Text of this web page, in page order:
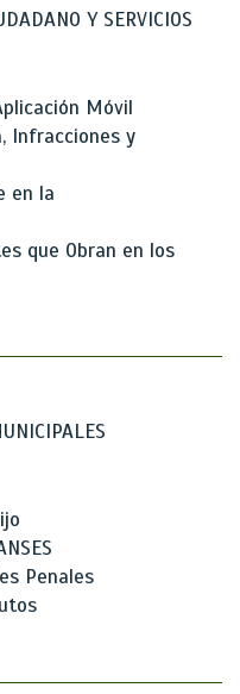
Y SERVICIOS
Móvil
Infracciones y
en la
que Obran en los
Penales